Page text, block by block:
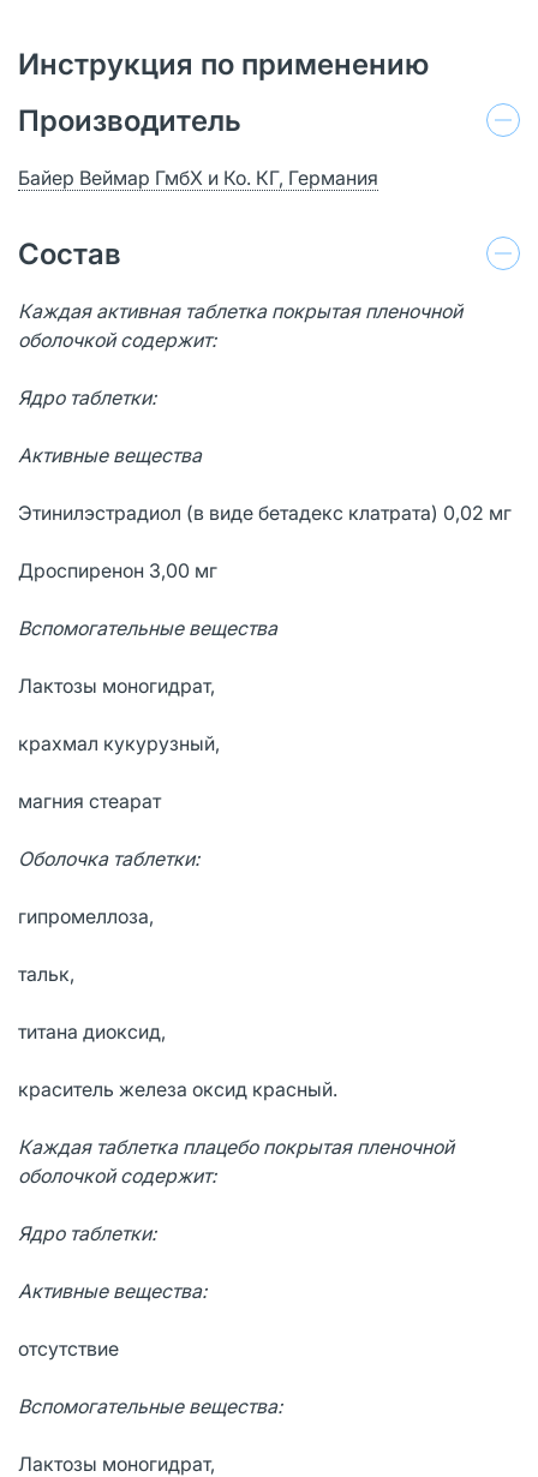
Инструкция по применению
Производитель
Байер Веймар ГмбХ и Ко. КГ, Германия
Состав
Каждая активная таблетка покрытая пленочной
оболочкой содержит:
Ядро таблетки:
Активные вещества
Этинилэстрадиол (в виде бетадекс клатрата) 0,02 мг
Дроспиренон 3,00 мг
Вспомогательные вещества
Лактозы моногидрат,
крахмал кукурузный,
магния стеарат
Оболочка таблетки:
гипромеллоза,
тальк,
титана диоксид,
краситель железа оксид красный.
Каждая таблетка плацебо покрытая пленочной
оболочкой содержит:
Ядро таблетки:
Активные вещества:
отсутствие
Вспомогательные вещества:
Лактозы моногидрат,